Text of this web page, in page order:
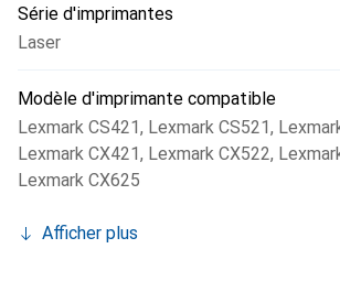
Série d'imprimantes
Laser
Modèle d'imprimante compatible
Lexmark CS421, Lexmark CS521,
Lexmark CX421, Lexmark CX522,
Lexmark CX625
Afficher plus